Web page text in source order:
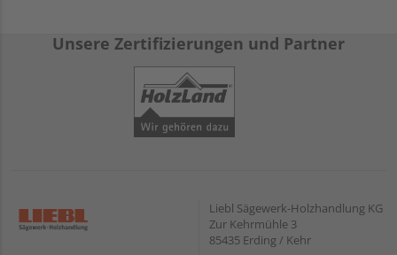
Unsere Zertifizierungen und Partner
Liebl Sägewerk-Holzhandlung KG
Zur Kehrmühle 3
85435 Erding / Kehr